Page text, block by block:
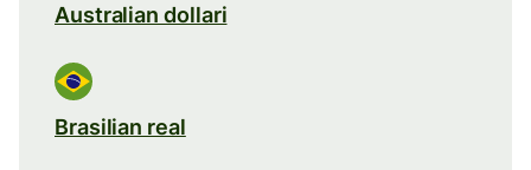
Australian dollari
Brasilian real